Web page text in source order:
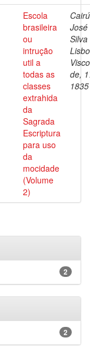
Escola
brasileira
ou
intrução
util a
todas as
classes
extrahida
da
Sagrada
Escriptura
para uso
da
mocidade
(Volume
2)
José
Silva
de,
1835
2
2